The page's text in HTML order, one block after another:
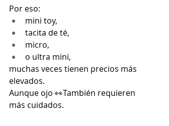
Por eso:
mini toy,
tacita de té,
micro,
o ultra mini,
muchas veces tienen precios más
elevados.
Aunque ojo 👀También requieren
más cuidados.